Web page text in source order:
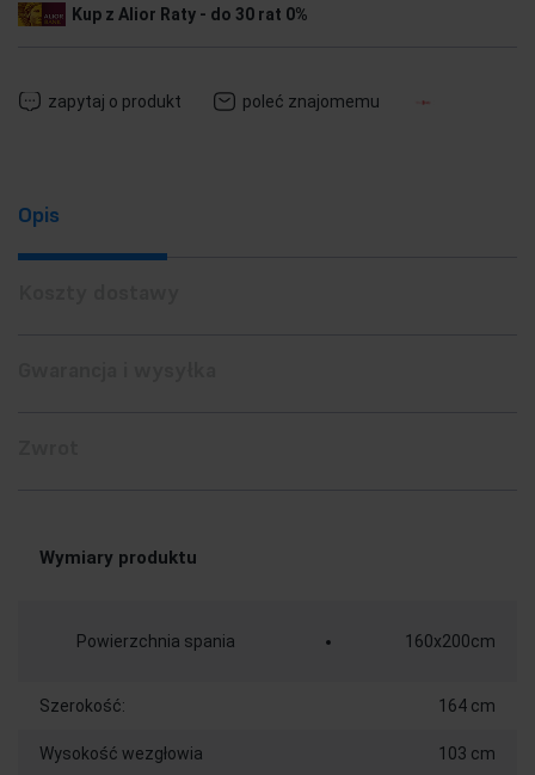
Kup z Alior Raty - do 30 rat 0%
zapytaj o produkt poleć znajomemu
Opis
Wymiary produktu
Powierzchnia spania 160x200cm
Szerokość: 164 cm
Wysokość wezgłowia 103 cm